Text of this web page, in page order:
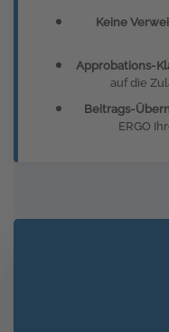
Keine
Approbations-
auf die
Beitrags-
ERGO